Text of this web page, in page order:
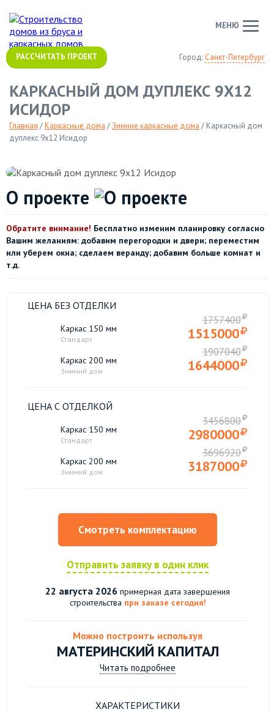
Город: Санкт-Петербург
РАССЧИТАТЬ ПРОЕКТ
МЕНЮ
КАРКАСНЫЙ ДОМ ДУПЛЕКС 9Х12
ИСИДОР
Главная /Каркасные дома /Зимние каркасные дома / Каркасный дом
дуплекс 9х12 Исидор
О проекте
Обратите внимание! Бесплатно изменим планировку согласно
Вашим желаниям: добавим перегородки и двери; переместим
или уберем окна; сделаем веранду; добавим больше комнат и
т.д.
ЦЕНА БЕЗ ОТДЕЛКИ
Каркас 150 мм
Стандарт
1757400
1515000
Каркас 200 мм
Зимний дом
1907040
1644000
ЦЕНА С ОТДЕЛКОЙ
Каркас 150 мм
Стандарт
3456800
2980000
Каркас 200 мм
Зимний дом
3696920
3187000
Смотреть комплектацию
Отправить заявку в один клик
22 августа 2026 примерная дата завершения
строительства при заказе сегодня!
Можно построить используя
МАТЕРИНСКИЙ КАПИТАЛ
Читать подробнее
ХАРАКТЕРИСТИКИ